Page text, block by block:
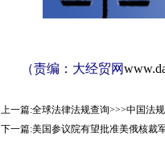
（责编：大经贸网
上一篇:全球法律法规查询>>>中国法
下一篇:美国参议院有望批准美俄核裁